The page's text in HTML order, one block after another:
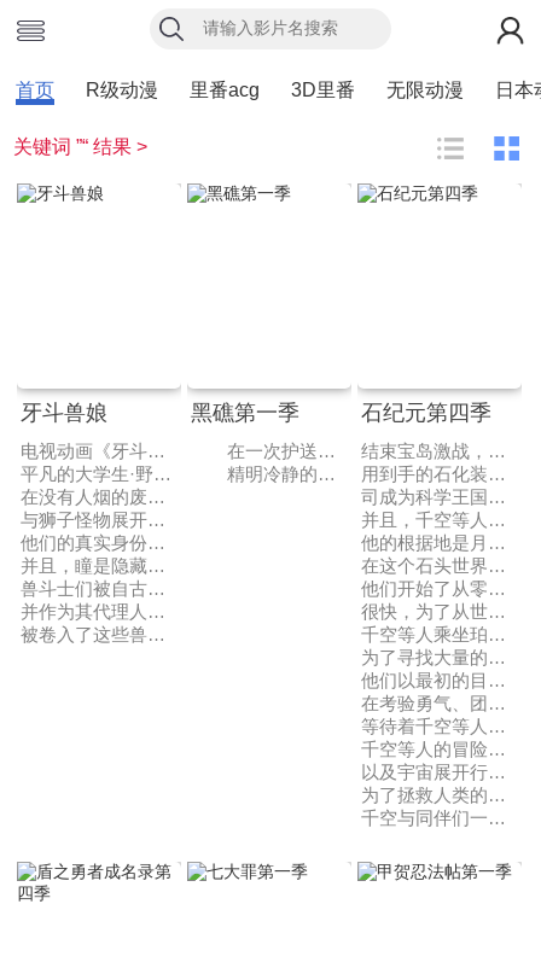
首页 R级动漫 里番acg 3D里番 无限动漫 日本
关键词 ”“ 结果 >
牙斗兽娘
电视动画《牙斗兽娘》改编自村田真哉担任原案，隅田かずあさ负责作画的同名漫画，于2017年Omani 7 上的《月刊 Heros》上宣布动画化的消息，计划定档于2018年1月。动画由LIDENFILMS负责制作，于2018年1月13日起播出。
平凡的大学生·野本裕也，与神秘少女·瞳相遇了。
在没有人烟的废弃场，野本目击到了她变成野兽的模样，
与狮子怪物展开死战的一幕。
他们的真实身份，是同时拥有人类的头脑与野兽的獠牙的“兽斗士”。
并且，瞳是隐藏着最强斗争本能的兽斗士“蜜獾”。
兽斗士们被自古以来支配日本经济的四大财阀三门、八菱、角供、石田所雇佣，
并作为其代理人展开决斗，争夺霸权。之后，野本通过再次与瞳相遇，
被卷入了这些兽斗士们的炽烈战斗“牙斗”当中——。
黑礁第一季
在一次护送公司机密文件的途中，旭日重工的普通职员冈岛绿郎（浪川大辅 配音）遭到了名叫黑礁商会的神秘组织的袭击和绑架，机密文件亦被夺走。为了保证秘密不被泄露，旭日重工采取了消抹行动——包括文件和冈岛绿郎本人。在得知了自己被公司抛弃的消息之后，冈岛决定用自己的方式为自己谋得一条生路。冈岛向黑礁商会提出了入会的要求，并通过实际行动证明了自己的能力，之后以“洛克”之名开始全新的生活。
精明冷静的首领达奇（礒部勉 配音），个性刚强的双抢手薇拉（丰口惠美 配音），开朗淡泊的机械师本尼（平田广明 配音），在这些神秘人物的围绕下，洛克逐渐找到了同伴的感觉，同时，一条充满了危机与冒险的道路也在他的面前展开了。
石纪元第四季
结束宝岛激战，千空等人平安返回科学王国。
用到手的石化装置，成功让狮子王司复活。
司成为科学王国的伙伴！
并且，千空等人查明了人类石化的幕后黑手·怀曼，
他的根据地是月球，于是千空等人以月球为目标前进！
在这个石头世界里，
他们开始了从零开始制作宇宙飞船的大项目。
很快，为了从世界各地收集宇宙飞船的素材，
千空等人乘坐珀尔修斯号驶向大海。
为了寻找大量的玉米作为复活液的原料，
他们以最初的目的地美洲大陆为目标。
在考验勇气、团结、科学力等一切的大航海前方，
等待着千空等人、对他们造成威胁的是——！！
千空等人的冒险终于向世界、
以及宇宙展开行动！
为了拯救人类的未来，
千空与同伴们一起全力开拓科学之道！！